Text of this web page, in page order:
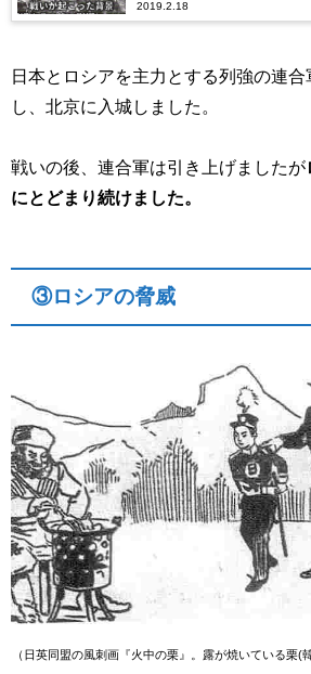
2019.2.18
日本とロシアを主力とする列強の連
し、北京に入城しました。
戦いの後、連合軍は引き上げましたが
にとどまり続けました。
③ロシアの脅威
（日英同盟の風刺画『火中の栗』。 露が焼いている栗(